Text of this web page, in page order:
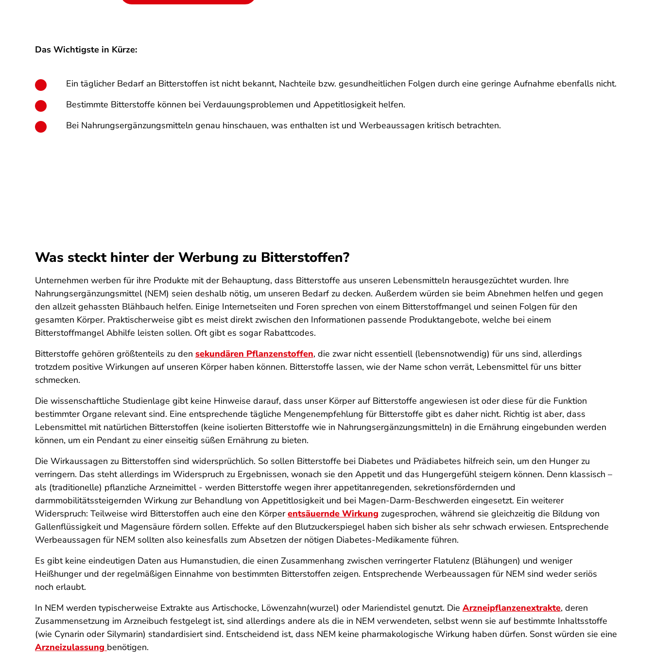
Das Wichtigste in Kürze:
Ein täglicher Bedarf an Bitterstoffen ist nicht bekannt, Nachteile bzw. gesundheitlichen Folgen durch eine geringe Aufnahme ebenfalls nicht.
Bestimmte Bitterstoffe können bei Verdauungsproblemen und Appetitlosigkeit helfen.
Bei Nahrungsergänzungsmitteln genau hinschauen, was enthalten ist und Werbeaussagen kritisch betrachten.
Was steckt hinter der Werbung zu Bitterstoffen?
Unternehmen werben für ihre Produkte mit der Behauptung, dass Bitterstoffe aus unseren Lebensmitteln herausgezüchtet wurden. Ihre
Nahrungsergänzungsmittel (NEM) seien deshalb nötig, um unseren Bedarf zu decken. Außerdem würden sie beim Abnehmen helfen und gegen
den allzeit gehassten Blähbauch helfen. Einige Internetseiten und Foren sprechen von einem Bitterstoffmangel und seinen Folgen für den
gesamten Körper. Praktischerweise gibt es meist direkt zwischen den Informationen passende Produktangebote, welche bei einem
Bitterstoffmangel Abhilfe leisten sollen. Oft gibt es sogar Rabattcodes.
Bitterstoffe gehören größtenteils zu den sekundären Pflanzenstoffen, die zwar nicht essentiell (lebensnotwendig) für uns sind, allerdings
trotzdem positive Wirkungen auf unseren Körper haben können. Bitterstoffe lassen, wie der Name schon verrät, Lebensmittel für uns bitter
schmecken.
Die wissenschaftliche Studienlage gibt keine Hinweise darauf, dass unser Körper auf Bitterstoffe angewiesen ist oder diese für die Funktion
bestimmter Organe relevant sind. Eine entsprechende tägliche Mengenempfehlung für Bitterstoffe gibt es daher nicht. Richtig ist aber, dass
Lebensmittel mit natürlichen Bitterstoffen (keine isolierten Bitterstoffe wie in Nahrungsergänzungsmitteln) in die Ernährung eingebunden werden
können, um ein Pendant zu einer einseitig süßen Ernährung zu bieten.
Die Wirkaussagen zu Bitterstoffen sind widersprüchlich. So sollen Bitterstoffe bei Diabetes und Prädiabetes hilfreich sein, um den Hunger zu
verringern. Das steht allerdings im Widerspruch zu Ergebnissen, wonach sie den Appetit und das Hungergefühl steigern können. Denn klassisch –
als (traditionelle) pflanzliche Arzneimittel - werden Bitterstoffe wegen ihrer appetitanregenden, sekretionsfördernden und
darmmobilitätssteigernden Wirkung zur Behandlung von Appetitlosigkeit und bei Magen-Darm-Beschwerden eingesetzt. Ein weiterer
Widerspruch: Teilweise wird Bitterstoffen auch eine den Körperentsäuernde Wirkung zugesprochen, während sie gleichzeitig die Bildung von
Gallenflüssigkeit und Magensäure fördern sollen. Effekte auf den Blutzuckerspiegel haben sich bisher als sehr schwach erwiesen. Entsprechende
Werbeaussagen für NEM sollten also keinesfalls zum Absetzen der nötigen Diabetes-Medikamente führen.
Es gibt keine eindeutigen Daten aus Humanstudien, die einen Zusammenhang zwischen verringerter Flatulenz (Blähungen) und weniger
Heißhunger und der regelmäßigen Einnahme von bestimmten Bitterstoffen zeigen. Entsprechende Werbeaussagen für NEM sind weder seriös
noch erlaubt.
In NEM werden typischerweise Extrakte aus Artischocke, Löwenzahn(wurzel) oder Mariendistel genutzt. Die Arzneipflanzenextrakte, deren
Zusammensetzung im Arzneibuch festgelegt ist, sind allerdings andere als die in NEM verwendeten, selbst wenn sie auf bestimmte Inhaltsstoffe
(wie Cynarin oder Silymarin) standardisiert sind. Entscheidend ist, dass NEM keine pharmakologische Wirkung haben dürfen. Sonst würden sie eine
Arzneizulassung benötigen.